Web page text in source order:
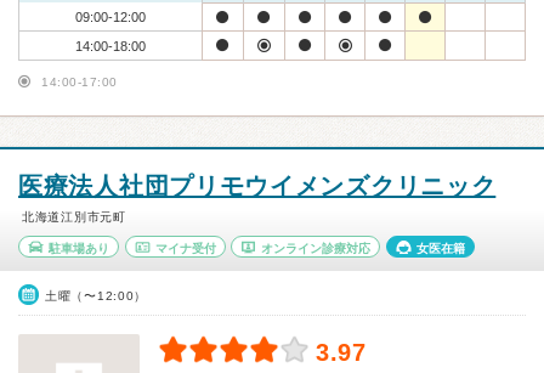
09:00-12:00
14:00-18:00
14:00-17:00
医療法人社団プリモウイメンズクリニック
北海道江別市元町
駐車場あり マイナ受付 オンライン診療対応 女医在籍
土曜（〜12:00）
3.97